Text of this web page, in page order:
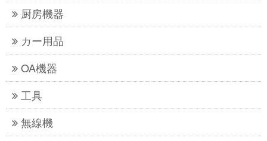
厨房機器
カー用品
OA機器
工具
無線機